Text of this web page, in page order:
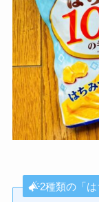
2種類の「は